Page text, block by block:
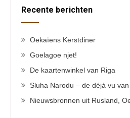
Recente berichten
Oekaïens Kerstdiner
Goelagoe njet!
De kaartenwinkel van Riga
Sluha Narodu – de déjà vu
Nieuwsbronnen uit Rusland,